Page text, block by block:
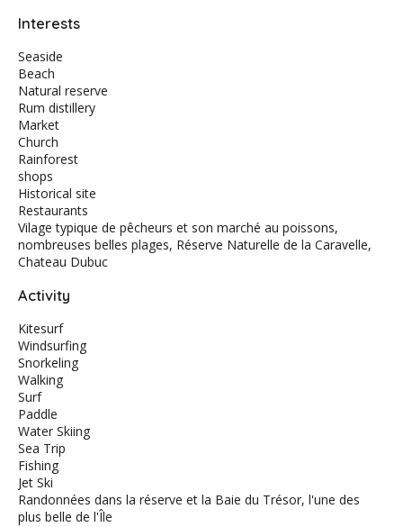
Interests
Seaside
Beach
Natural reserve
Rum distillery
Market
Church
Rainforest
shops
Historical site
Restaurants
Vilage typique de pêcheurs et son marché au poissons,
nombreuses belles plages, Réserve Naturelle de la Caravelle,
Chateau Dubuc
Activity
Kitesurf
Windsurfing
Snorkeling
Walking
Surf
Paddle
Water Skiing
Sea Trip
Fishing
Jet Ski
Randonnées dans la réserve et la Baie du Trésor, l'une des
plus belle de l'Île